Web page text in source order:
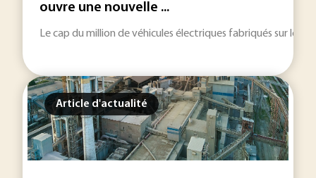
ouvre une nouvelle ...
Le cap du million de véhicules électriques fabriqués sur le
Article d'actualité